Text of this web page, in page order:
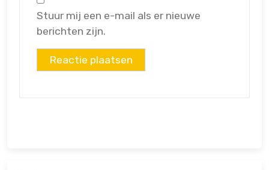
Stuur mij een e-mail als er nieuwe
berichten zijn.